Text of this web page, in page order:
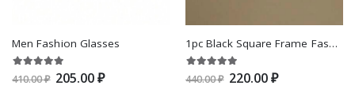
Men Fashion Glasses
410.00 ₽ 205.00 ₽
1pc Black Square Frame Fashion Sunglasses For Men Back To School Daily Life Clothing Accessories
440.00 ₽ 220.00 ₽